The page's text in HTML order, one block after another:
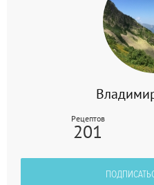
Рецептов
201